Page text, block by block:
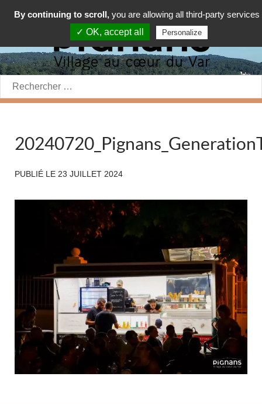
Rechercher:
PUBLIÉ LE 23 JUILLET 2024
By continuing to scroll, you are allowing all third-party services
✓ OK, accept all
Personalize